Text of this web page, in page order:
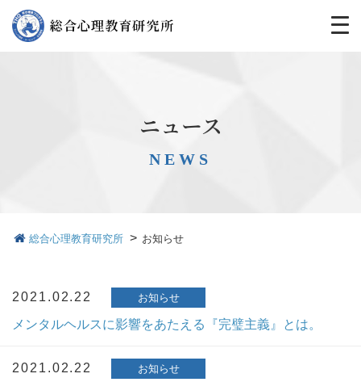
ニュース
NEWS
総合心理教育研究所 > お知らせ
2021.02.22 お知らせ
メンタルヘルスに影響をあたえる『完璧主義』とは。
2021.02.22 お知らせ